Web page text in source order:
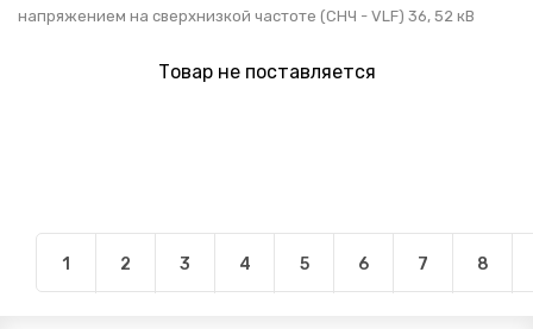
напряжением на сверхнизкой частоте (СНЧ - VLF) 36, 52 кВ
Товар не поставляется
1 2 3 4 5 6 7 8